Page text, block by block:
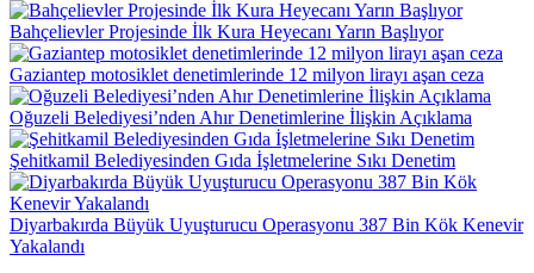
Bahçelievler Projesinde İlk Kura Heyecanı Yarın Başlıyor
Gaziantep motosiklet denetimlerinde 12 milyon lirayı aşan ceza
Oğuzeli Belediyesi’nden Ahır Denetimlerine İlişkin Açıklama
Şehitkamil Belediyesinden Gıda İşletmelerine Sıkı Denetim
Diyarbakırda Büyük Uyuşturucu Operasyonu 387 Bin Kök Kenevir
Yakalandı